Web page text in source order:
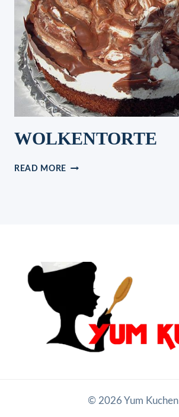
WOLKENTORTE
READ MORE WOLKENTORTE
© 2026 Yum Kuchen